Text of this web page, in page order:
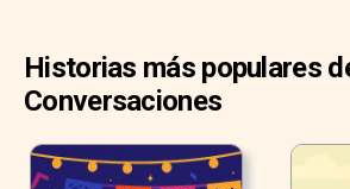
Historias más populares
Conversaciones